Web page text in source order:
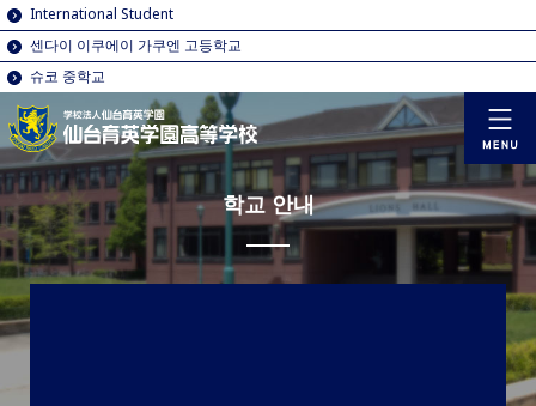
International Student
센다이 이쿠에이 가쿠엔 고등학교
슈코 중학교
학교 안내